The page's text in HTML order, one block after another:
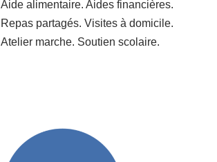
Aide alimentaire. Aides financières.
Repas partagés. Visites à domicile.
Atelier marche. Soutien scolaire.